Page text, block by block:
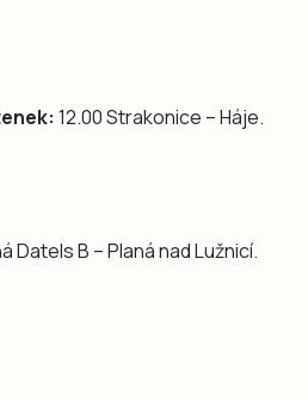
12.00 Strakonice – Háje.
Datels B – Planá nad Lužnicí.